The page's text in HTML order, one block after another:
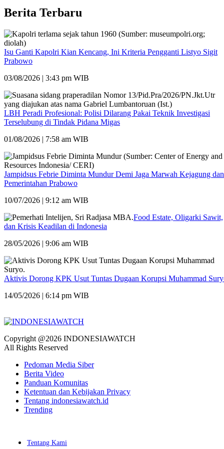
Berita Terbaru
Isu Ganti Kapolri Kian Kencang, Ini Kriteria Pengganti Listyo Sigit
Prabowo
03/08/2026 | 3:43 pm WIB
LBH Peradi Profesional: Polisi Dilarang Pakai Teknik Investigasi
Terselubung di Tindak Pidana Migas
01/08/2026 | 7:58 am WIB
Jampidsus Febrie Diminta Mundur Demi Jaga Marwah Kejagung dan
Pemerintahan Prabowo
10/07/2026 | 9:12 am WIB
Food Estate, Oligarki Sawit,
dan Krisis Keadilan di Indonesia
28/05/2026 | 9:06 am WIB
Aktivis Dorong KPK Usut Tuntas Dugaan Korupsi Muhammad
14/05/2026 | 6:14 pm WIB
Copyright @2026 INDONESIAWATCH
All Rights Reserved
Pedoman Media Siber
Berita Video
Panduan Komunitas
Ketentuan dan Kebijakan Privacy
Tentang indonesiawatch.id
Trending
Tentang Kami